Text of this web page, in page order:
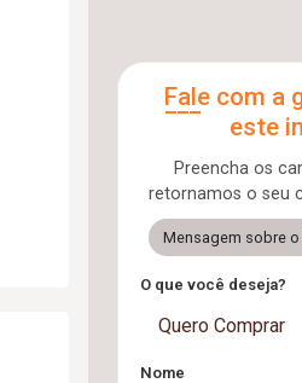
Fale com a
este
Preencha os
retornamos o seu
Mensagem sobre o
O que você deseja?
Quero Comprar
Nome